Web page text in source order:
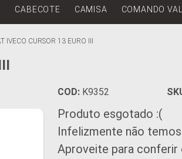
CABECOTE CAMISA COMANDO
IVECO CURSOR 13 EURO III
COD: K9352
Produto esgotado :(
Infelizmente não
Aproveite para